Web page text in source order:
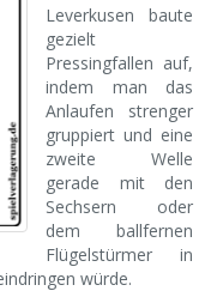
Leverkusen baute
gezielt
Pressingfallen auf,
indem man das
Anlaufen strenger
gruppiert und eine
zweite Welle
gerade mit den
Sechsern oder
dem ballfernen
Flügelstürmer in
würde.